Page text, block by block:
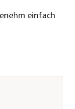
einfach